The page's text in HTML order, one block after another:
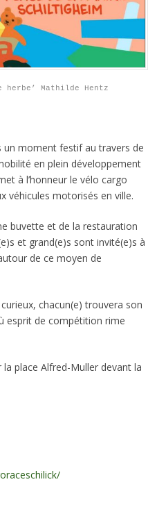
Mathilde Hentz
un moment festif au travers de
en plein développement
à l’honneur le vélo cargo
véhicules motorisés en ville.
buvette et de la restauration
et grand(e)s sont invité(e)s à
de ce moyen de
chacun(e) trouvera son
esprit de compétition rime
la place Alfred-Muller devant la